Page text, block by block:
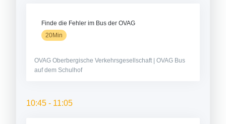
Finde die Fehler im Bus der OVAG
20Min
OVAG Oberbergische Verkehrsgesellschaft | OVAG Bus
auf dem Schulhof
10:45 - 11:05